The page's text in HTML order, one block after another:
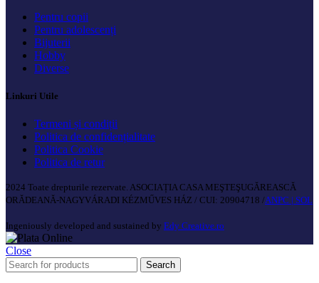
Pentru copii
Pentru adolescenți
Bijuterii
Hobby
Diverse
Linkuri Utile
Termeni și condiții
Politica de confidențialitate
Politica Cookie
Politica de retur
2024 Toate drepturile rezervate. ASOCIAȚIA CASA MEŞTEŞUGĂREASCĂ
ORĂDEANĂ-NAGYVÁRADI KÉZMŰVES HÁZ / CUI: 20904718 /ANPC | SOL
Ingeniously developed and sustained by Edy Creative.ro
Close
Search